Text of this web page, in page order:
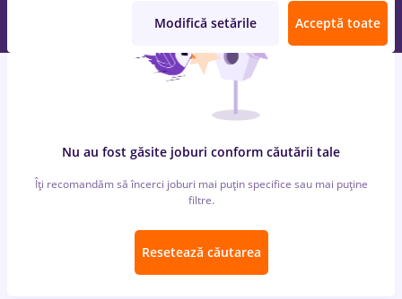
Nu au fost găsite joburi conform căutării tale
Îți recomandăm să încerci joburi mai puțin specifice sau mai puține
filtre.
Resetează căutarea
Modifică setările Acceptă toate